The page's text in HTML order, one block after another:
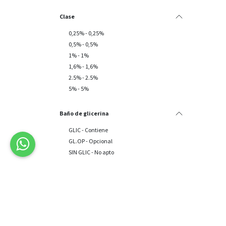
Clase
0,25% - 0,25%
0,5% - 0,5%
1% - 1%
1,6% - 1,6%
2.5% - 2.5%
5% - 5%
Baño de glicerina
GLIC - Contiene
GL.OP - Opcional
SIN GLIC - No apto